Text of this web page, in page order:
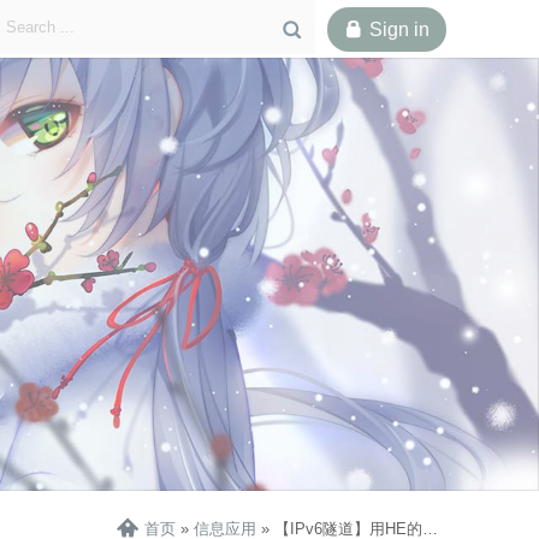
  Sign in
 首页 »信息应用 » 【IPv6隧道】用HE的TunnelBroker给服务器添加IPv6
一、准备工作
二、配置网卡
三、维持隧道连接